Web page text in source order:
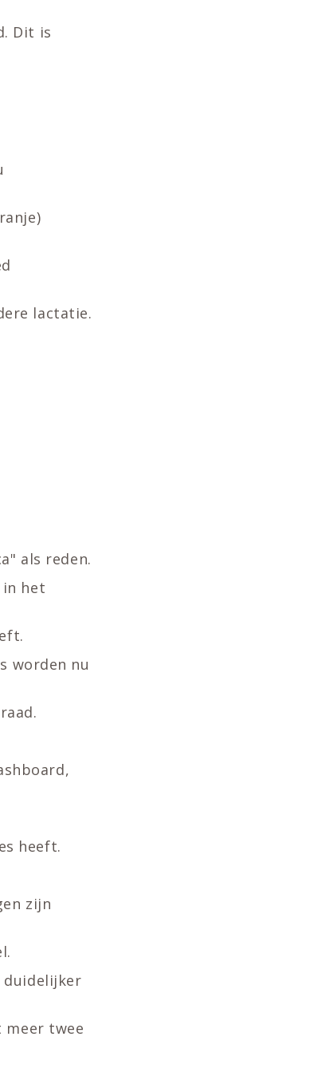
Dit is
lactatie.
als reden.
in het
worden nu
heeft.
zijn
duidelijker
meer twee